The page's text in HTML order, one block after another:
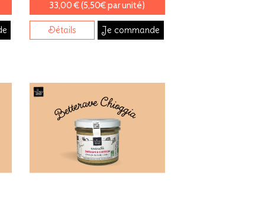
33,00 € (5,50€ par unité)
Détails Je commande